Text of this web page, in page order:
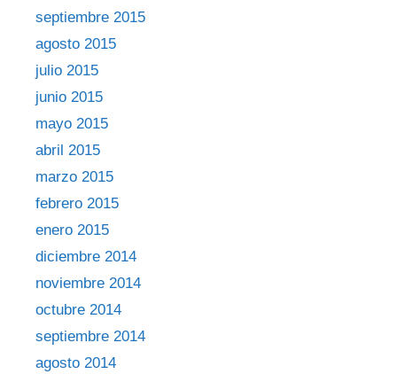
septiembre 2015
agosto 2015
julio 2015
junio 2015
mayo 2015
abril 2015
marzo 2015
febrero 2015
enero 2015
diciembre 2014
noviembre 2014
octubre 2014
septiembre 2014
agosto 2014